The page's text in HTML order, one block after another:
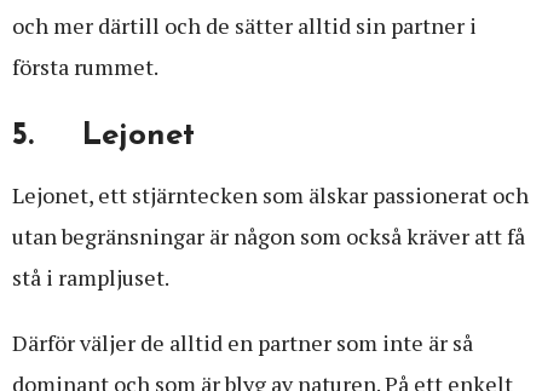
och mer därtill och de sätter alltid sin partner i
första rummet.
5. Lejonet
Lejonet, ett stjärntecken som älskar passionerat och
utan begränsningar är någon som också kräver att få
stå i rampljuset.
Därför väljer de alltid en partner som inte är så
dominant och som är blyg av naturen. På ett enkelt